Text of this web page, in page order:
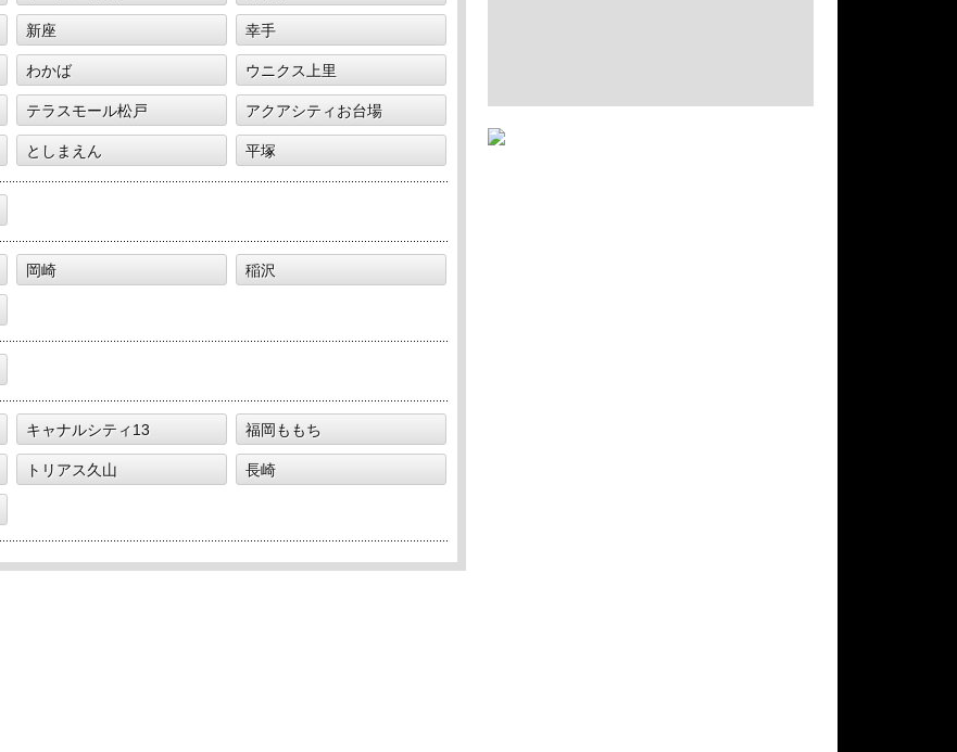
新座 幸手
わかば ウニクス上里
テラスモール松戸 アクアシティお台場
としまえん 平塚
岡崎 稲沢
キャナルシティ13 福岡ももち
トリアス久山 長崎